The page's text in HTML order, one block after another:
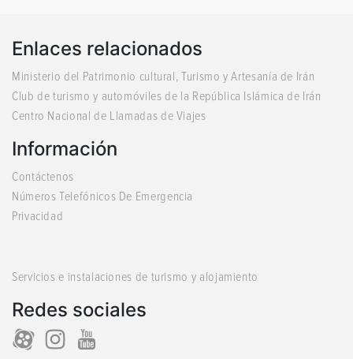
Lak Tarashi (Chootashi o tallado en
madera) ((Mazandaran))